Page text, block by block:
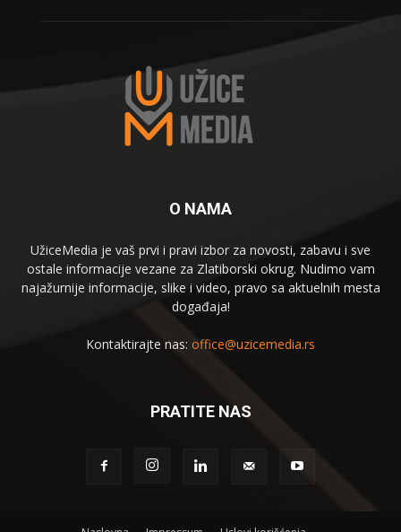
O NAMA
UžiceMedia je vaš prvi i pravi izbor za novosti, zabavu i sve
ostale informacije vezane za Zlatiborski okrug. Nudimo vam
najažurnije informacije, slike i video, pravo sa aktuelnih mesta
događaja!
Kontaktirajte nas: office@uzicemedia.rs
PRATITE NAS